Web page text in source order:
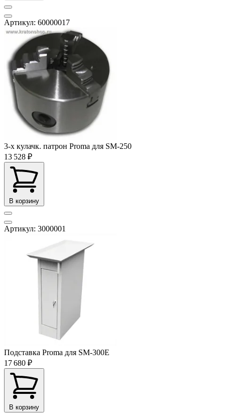
Артикул: 60000017
3-x кулачк. патрон Proma для SM-250
13 528 ₽
В корзину
Артикул: 3000001
Подставка Proma для SM-300E
17 680 ₽
В корзину